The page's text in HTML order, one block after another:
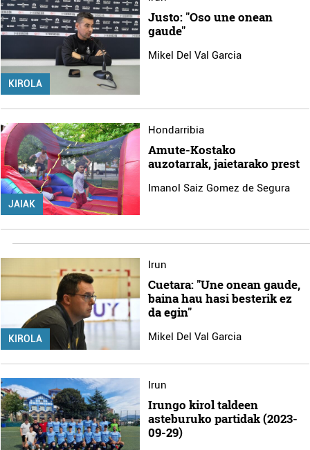
KIROLA
Justo: "Oso une onean
gaude"
Mikel Del Val Garcia
JAIAK
Hondarribia
Amute-Kostako
auzotarrak, jaietarako prest
Imanol Saiz Gomez de Segura
KIROLA
Irun
Cuetara: "Une onean gaude,
baina hau hasi besterik ez
da egin"
Mikel Del Val Garcia
Irun
Irungo kirol taldeen
asteburuko partidak (2023-
09-29)